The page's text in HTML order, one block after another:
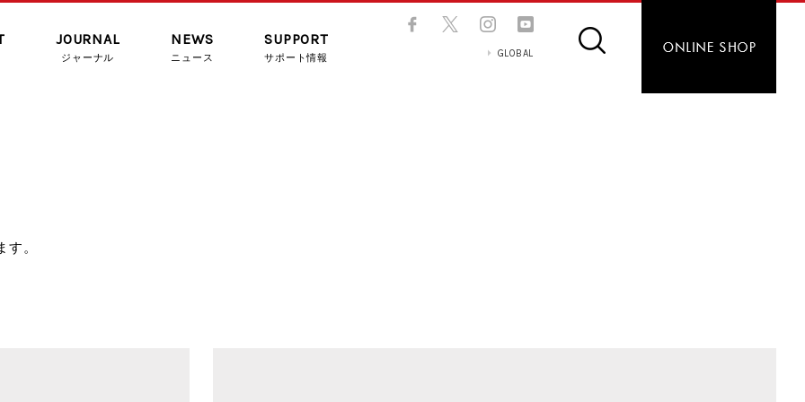
GLOBAL
JOURNAL
ジャーナル
NEWS
ニュース
SUPPORT
サポート情報
。